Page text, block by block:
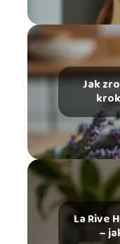
Jak
La Rive
–